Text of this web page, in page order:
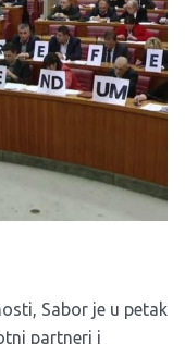
Sabor je u petak
partneri i